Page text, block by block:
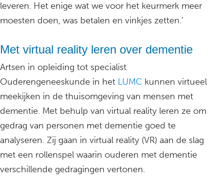
leveren. Het enige wat we voor het keurmerk meer
moesten doen, was betalen en vinkjes zetten.’
Met virtual reality leren over dementie
Artsen in opleiding tot specialist
Ouderengeneeskunde in het LUMC kunnen virtueel
meekijken in de thuisomgeving van mensen met
dementie. Met behulp van virtual reality leren ze om
gedrag van personen met dementie goed te
analyseren. Zij gaan in virtual reality (VR) aan de slag
met een rollenspel waarin ouderen met dementie
verschillende gedragingen vertonen.